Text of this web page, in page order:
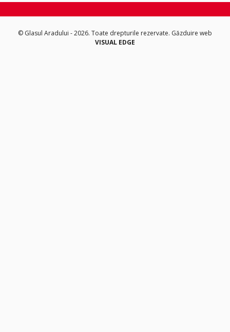
© Glasul Aradului - 2026. Toate drepturile rezervate. Găzduire web
VISUAL EDGE